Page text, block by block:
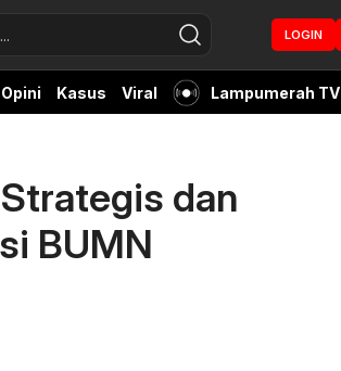
LOGIN
Opini Kasus Viral Lampumerah TV
dan
BUMN